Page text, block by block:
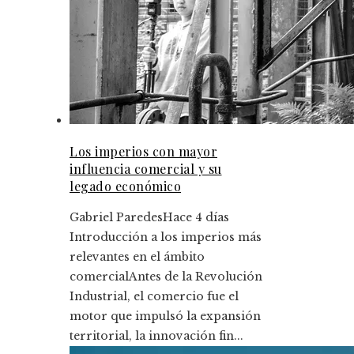
Los imperios con mayor
influencia comercial y su
legado económico
Gabriel ParedesHace 4 días
Introducción a los imperios más
relevantes en el ámbito
comercialAntes de la Revolución
Industrial, el comercio fue el
motor que impulsó la expansión
territorial, la innovación fin...